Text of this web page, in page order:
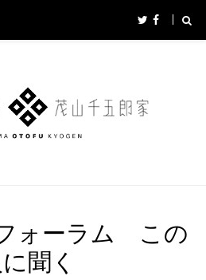
ォーラム この
聞く